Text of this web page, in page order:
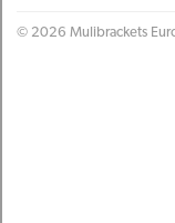
© 2026 Mulibrackets